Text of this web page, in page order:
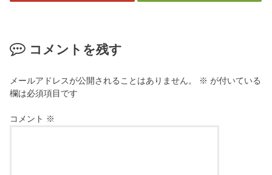
コメントを残す
メールアドレスが公開されることはありません。 ※ が付いている
欄は必須項目です
コメント ※